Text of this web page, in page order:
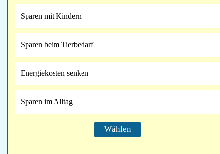
Sparen mit Kindern
Sparen beim Tierbedarf
Energiekosten senken
Sparen im Alltag